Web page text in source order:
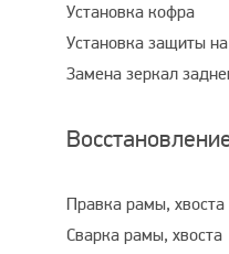
Установка кофра
Установка защиты
Замена зеркал
Правка рамы, хвоста
Сварка рамы, хвоста